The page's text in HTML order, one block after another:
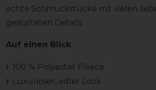
echte Schmuckstücke mit vielen
gestalteten Details.
Auf einen Blick
100 % Polyester Fleece
Luxuriöser, edler Look